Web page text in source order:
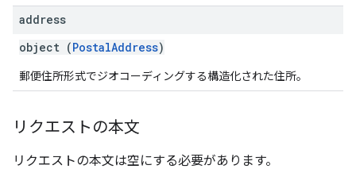
address
object (PostalAddress)
郵便住所形式でジオコーディングする構造化された住所。
リクエストの本文
リクエストの本文は空にする必要があります。